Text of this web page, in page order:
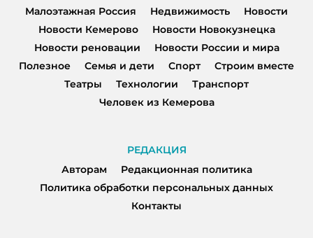
Малоэтажная Россия
Недвижимость
Новости
Новости Кемерово
Новости Новокузнецка
Новости реновации
Новости России и мира
Полезное
Семья и дети Спорт
Строим вместе
Театры
Технологии
Транспорт
Человек из Кемерова
РЕДАКЦИЯ
Авторам
Редакционная политика
Политика обработки персональных данных
Контакты